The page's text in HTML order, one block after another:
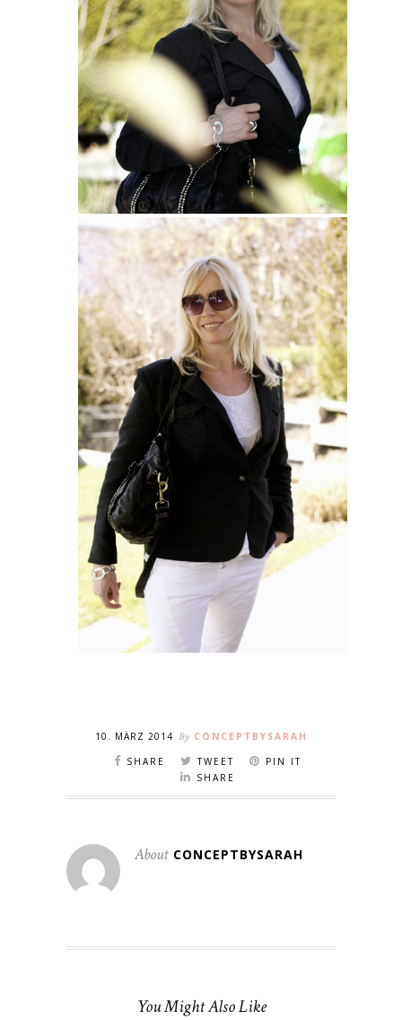
10. MÄRZ 2014 By CONCEPTBYSARAH
SHARE
TWEET
PIN IT
SHARE
About CONCEPTBYSARAH
You Might Also Like